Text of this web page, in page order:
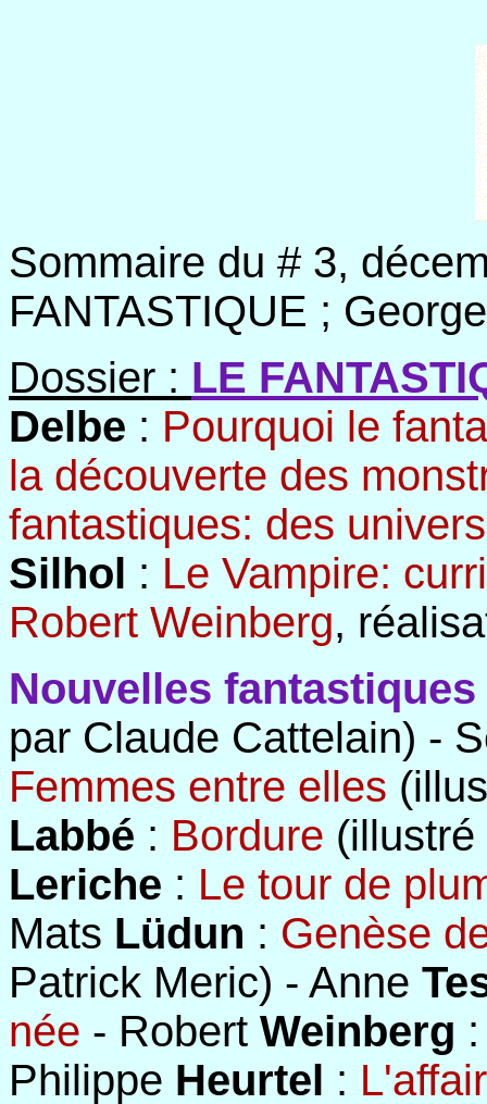
Sommaire du # 3,
FANTASTIQUE ;
Dossier : LE
Delbe : Pourquoi le
la découverte des
fantastiques: des
Silhol : Le Vampire:
Robert Weinberg,
Nouvelles fantastiques
par Claude Cattelain) -
Femmes entre elles
Labbé : Bordure
Leriche : Le tour de
Mats Lüdun : Genèse
Patrick Meric) - Anne
née - Robert Weinberg
Philippe Heurtel :